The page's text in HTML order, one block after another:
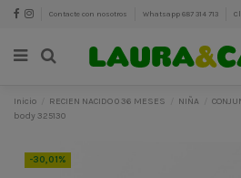
Contacte con nosotros Whatsapp 687 314 713
Inicio RECIEN NACIDO 0 36 MESES NIÑA
body 325130
-30,01%